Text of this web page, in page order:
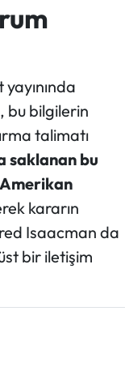
bu bilgilerin
talimatı
saklanan bu
kararın
Isaacman da
bir iletişim